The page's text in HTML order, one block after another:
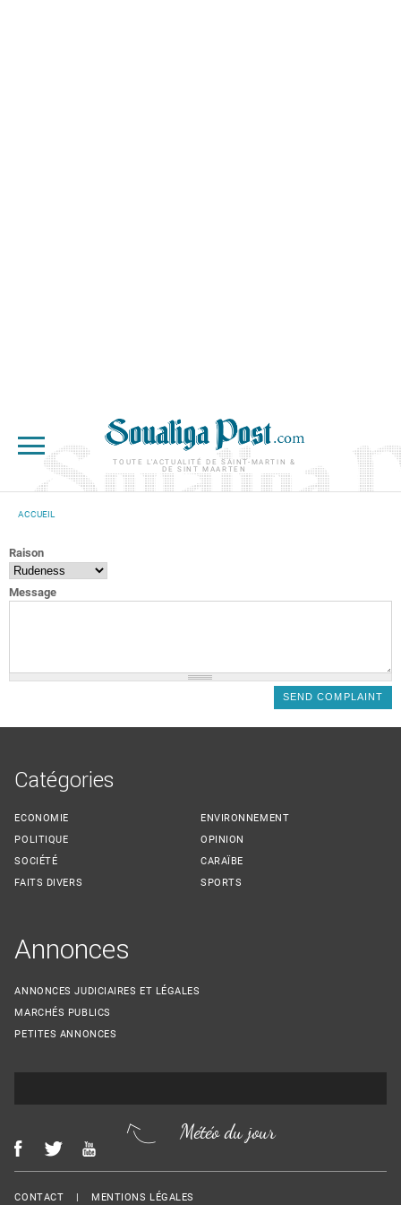
TOUTE L'ACTUALITÉ DE SAINT-MARTIN &
DE SINT MAARTEN
ACCUEIL
Raison
Message
Catégories
ECONOMIE
POLITIQUE
SOCIÉTÉ
FAITS DIVERS
ENVIRONNEMENT
OPINION
CARAÏBE
SPORTS
Annonces
ANNONCES JUDICIAIRES ET LÉGALES
MARCHÉS PUBLICS
PETITES ANNONCES
Météo du jour
Menu Footer
CONTACT MENTIONS LÉGALES